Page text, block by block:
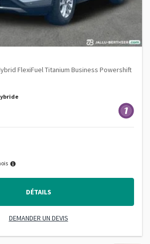
FlexiFuel Titanium Business Powershift
DÉTAILS
DEMANDER UN DEVIS